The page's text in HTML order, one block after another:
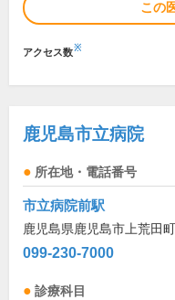
この
アクセス数※
鹿児島市立病院
所在地・電話番号
市立病院前駅
鹿児島県鹿児島市上荒田
099-230-7000
診療科目